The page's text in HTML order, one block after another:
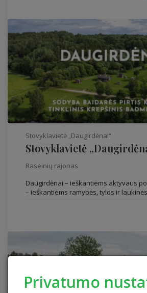
Privatumo
Stovyklavietė „Daugirdėnai“
Stovyklavietė
Raseinių rajonas
Daugirdėnai – ieškantiems aktyvaus
– ieškantiems ramybės, tylos ir